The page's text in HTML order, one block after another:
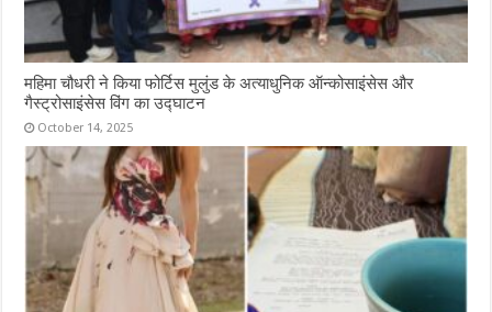
महिमा चौधरी ने किया फोर्टिस मुलुंड के अत्याधुनिक ऑन्कोसाइंसेस और
गैस्ट्रोसाइंसेस विंग का उद्घाटन
October 14, 2025